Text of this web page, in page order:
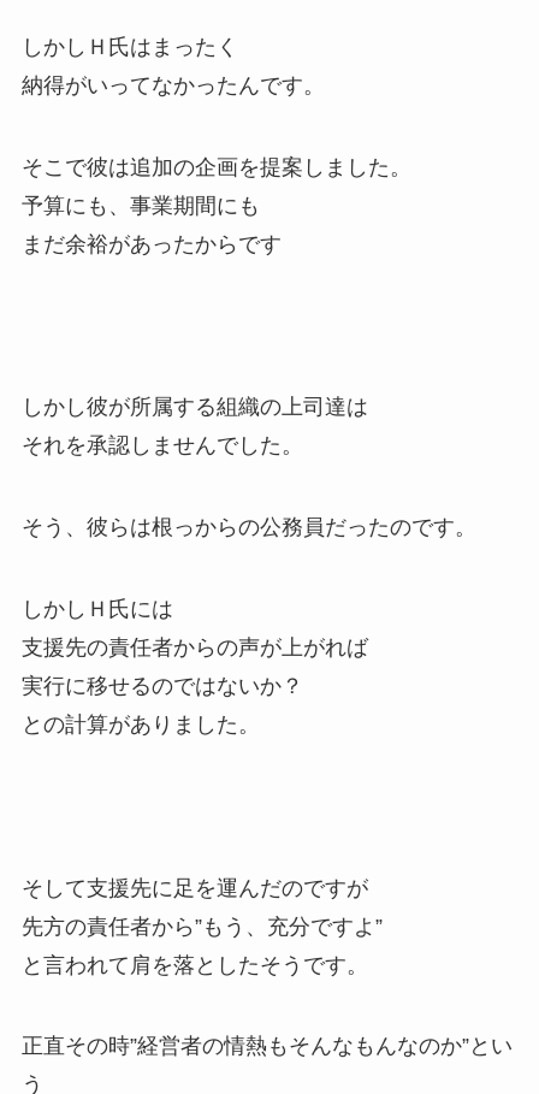
しかしＨ氏はまったく
納得がいってなかったんです。
そこで彼は追加の企画を提案しました。
予算にも、事業期間にも
まだ余裕があったからです
しかし彼が所属する組織の上司達は
それを承認しませんでした。
そう、彼らは根っからの公務員だったのです。
しかしＨ氏には
支援先の責任者からの声が上がれば
実行に移せるのではないか？
との計算がありました。
そして支援先に足を運んだのですが
先方の責任者から”もう、充分ですよ”
と言われて肩を落としたそうです。
正直その時”経営者の情熱もそんなもんなのか”とい
う